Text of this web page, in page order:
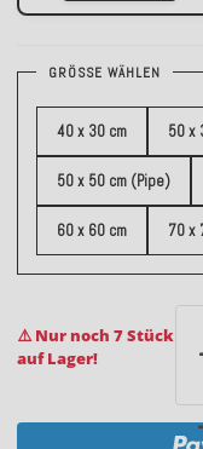
GRÖSSE WÄHLEN
40 x 30 cm 50 x
50 x 50 cm (Pipe)
60 x 60 cm 70 x
⚠️ Nur noch 7 Stück
auf Lager!